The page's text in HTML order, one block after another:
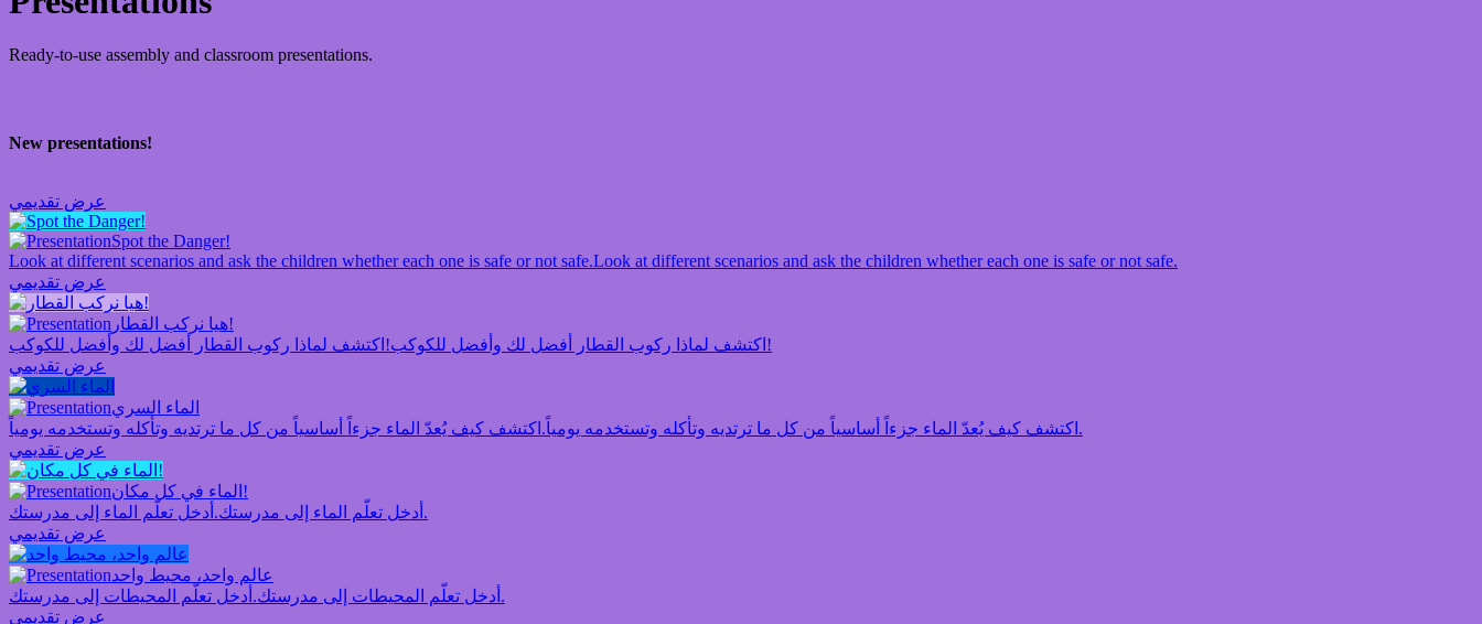
Ready-to-use assembly and classroom presentations.
New presentations!
عرض تقديمي
Spot the Danger!
Look at different scenarios and ask the children whether each one is safe or not safe.Look at different scenarios and ask the children whether each one is safe or not safe.
عرض تقديمي
هيا نركب القطار!
اكتشف لماذا ركوب القطار أفضل لك وأفضل للكوكب! اكتشف لماذا ركوب القطار أفضل لك وأفضل للكوكب!
عرض تقديمي
الماء السري
اكتشف كيف يُعدّ الماء جزءاً أساسياً من كل ما ترتديه وتأكله وتستخدمه يومياً. اكتشف كيف يُعدّ الماء جزءاً أساسياً من كل ما ترتديه وتأكله وتستخدمه يومياً.
عرض تقديمي
الماء في كل مكان!
أدخل تعلّم الماء إلى مدرستك. أدخل تعلّم الماء إلى مدرستك.
عرض تقديمي
عالم واحد، محيط واحد
أدخل تعلّم المحيطات إلى مدرستك. أدخل تعلّم المحيطات إلى مدرستك.
عرض تقديمي